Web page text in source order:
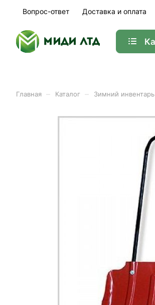
Вопрос-ответ Доставка и оплата
Главная Каталог Зимний инвентарь
Движок